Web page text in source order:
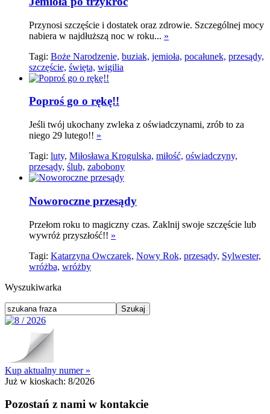
Przynosi szczęście i dostatek oraz zdrowie. Szczególnej mocy
nabiera w najdłuższą noc w roku... »
Tagi: Boże Narodzenie, buziak, jemioła, pocałunek, przesądy,
szczęście, święta, wigilia
Poproś go o rękę!!
Jeśli twój ukochany zwleka z oświadczynami, zrób to za
niego 29 lutego!! »
Tagi: luty, Miłosława Krogulska, miłość, oświadczyny,
przesądy, ślub, zabobony
Noworoczne przesądy
Przełom roku to magiczny czas. Zaklnij swoje szczęście lub
wywróż przyszłość!! »
Tagi: Katarzyna Owczarek, Nowy Rok, przesądy, Sylwester,
wróżba, wróżby
Wyszukiwarka
Kup aktualny numer »
Już w kioskach: 8/2026
Pozostań z nami w kontakcie